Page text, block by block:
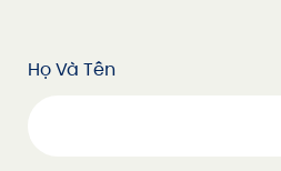
Họ Và Tên